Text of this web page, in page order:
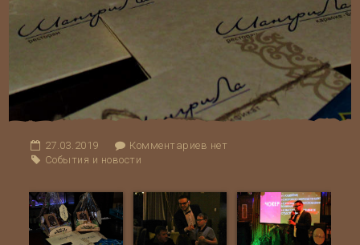
27.03.2019
Комментариев нет
События и новости